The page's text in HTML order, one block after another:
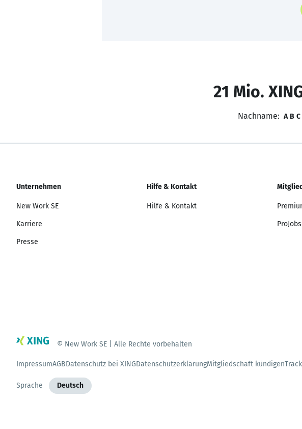
21 Mio.
Nachname: A B C
Unternehmen
New Work SE
Karriere
Presse
Hilfe & Kontakt
Hilfe & Kontakt
ProJobs
© New Work SE | Alle Rechte vorbehalten
ImpressumAGBDatenschutz bei XINGDatenschutzerklärungMitgliedschaft kündigen
Sprache Deutsch